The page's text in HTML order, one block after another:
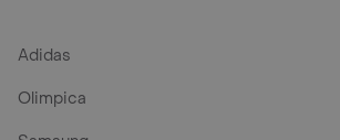
Adidas
Olimpica